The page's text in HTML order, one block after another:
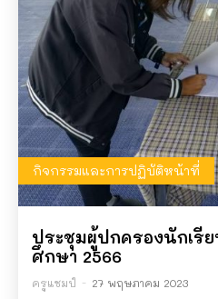
กิจกรรมและการปฏิบัติหน้าที่
ประชุมผู้ปกครองนักเรี
ศึกษา 2566
ครูแชมป์ - 27 พฤษภาคม 2023